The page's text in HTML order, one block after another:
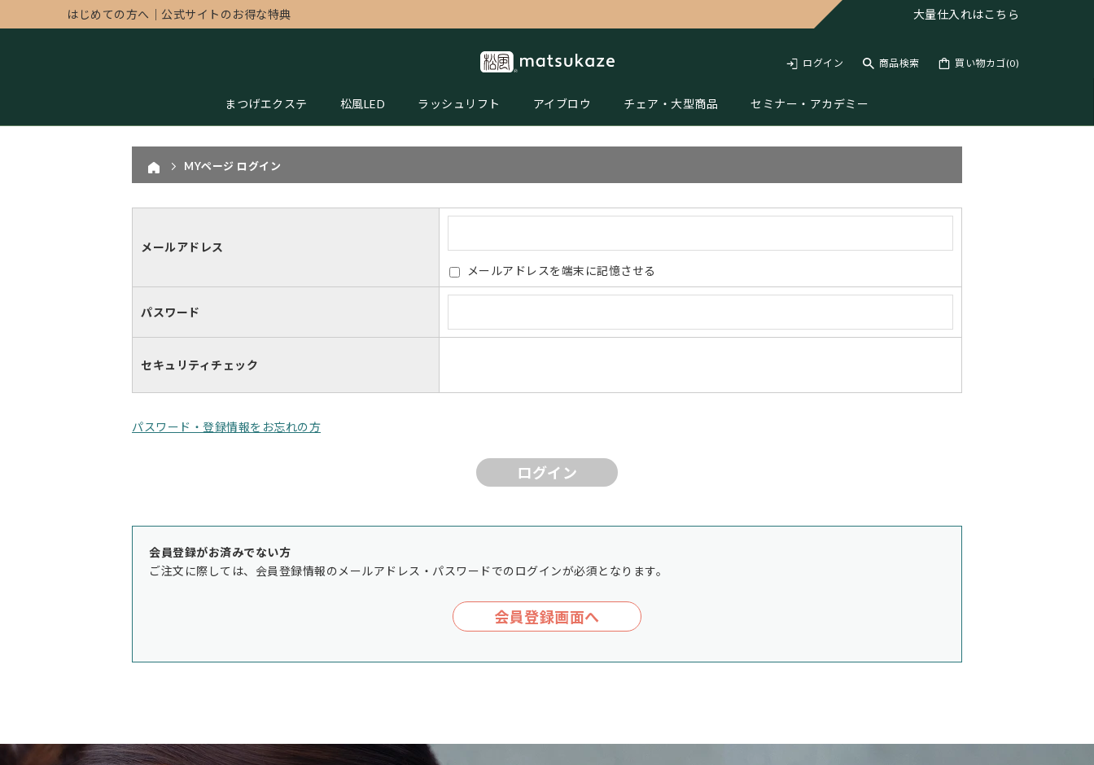
はじめての方へ 公式サイトのお得な特典 大量仕入れはこちら
ログイン 商品検索 買い物カゴ(0)
まつげエクステ 松風LED ラッシュリフト アイブロウ チェア・大型商品 セミナー・アカデミー
MYページ ログイン
メールアドレス
メールアドレスを端末に記憶させる
パスワード
セキュリティチェック
パスワード・登録情報をお忘れの方
ログイン
会員登録がお済みでない方
ご注文に際しては、会員登録情報のメールアドレス・パスワードでのログインが必須となります。
会員登録画面へ